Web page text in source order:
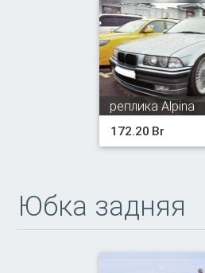
реплика Alpina
172.20 Br
Юбка задняя